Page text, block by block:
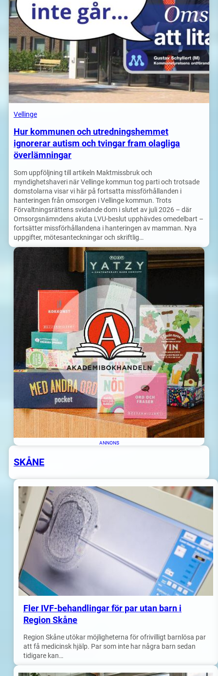
Vellinge
Hur kommunen och utredningshemmet
ignorerar autism och tvingar fram olagliga
överlämningar
Som uppföljning till artikeln Maktmissbruk och
myndighetshaveri när Vellinge kommun tog parti och trotsade
domstolarna visar vi här på fortsatta missförhållanden i
hanteringen från omsorgen i Vellinge kommun. Trots
Förvaltningsrättens svidande dom i slutet av juli 2026 – där
Omsorgsnämndens akuta LVU-beslut upphävdes omedelbart –
fortsätter missförhållandena i hanteringen av mamman. Nya
uppgifter, mötesanteckningar och skriftlig…
ANNONS
SKÅNE
Fler IVF-behandlingar för par utan barn i
Region Skåne
Region Skåne utökar möjligheterna för ofrivilligt barnlösa par
att få medicinsk hjälp. Par som inte har några barn sedan
tidigare kan…